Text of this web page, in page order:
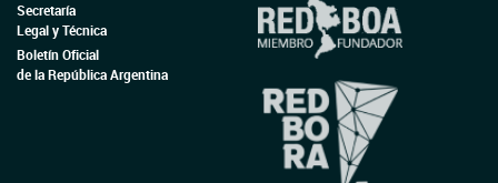
Secretaría
Legal y Técnica
Boletín Oficial
de la República Argentina